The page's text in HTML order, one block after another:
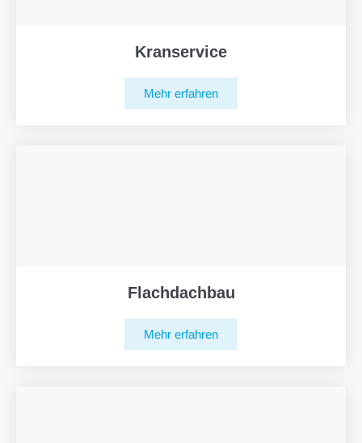
Kranservice
Mehr erfahren
Flachdachbau
Mehr erfahren